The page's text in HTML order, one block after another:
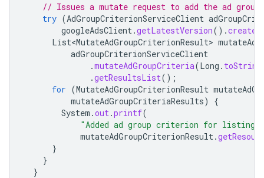
// Issues a mutate request to add the ad
try (AdGroupCriterionServiceClient
googleAdsClient .getLatestVersion().
List<MutateAdGroupCriterionResult>
adGroupCriterionServiceClient
.mutateAdGroupCriteria(Long . toString
.getResultsList();
for (MutateAdGroupCriterionResult
mutateAdGroupCriteriaResults)
{
System .out .printf(
"Added ad group criterion for listing
mutateAdGroupCriterionResult .
}
}
}